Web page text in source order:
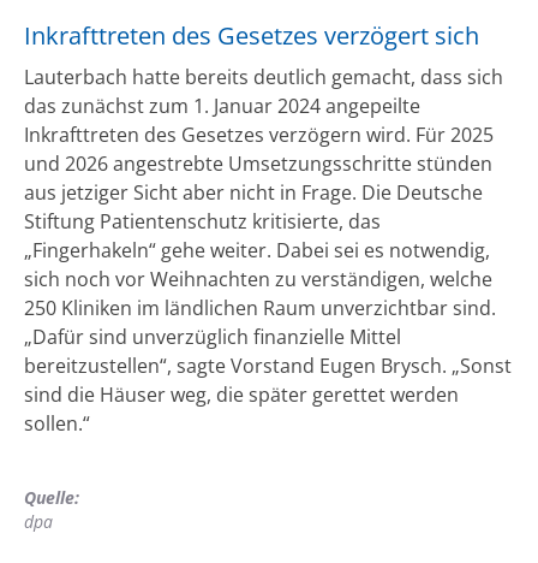
Inkrafttreten des Gesetzes verzögert sich
Lauterbach hatte bereits deutlich gemacht, dass sich
das zunächst zum 1. Januar 2024 angepeilte
Inkrafttreten des Gesetzes verzögern wird. Für 2025
und 2026 angestrebte Umsetzungsschritte stünden
aus jetziger Sicht aber nicht in Frage. Die Deutsche
Stiftung Patientenschutz kritisierte, das
„Fingerhakeln“ gehe weiter. Dabei sei es notwendig,
sich noch vor Weihnachten zu verständigen, welche
250 Kliniken im ländlichen Raum unverzichtbar sind.
„Dafür sind unverzüglich finanzielle Mittel
bereitzustellen“, sagte Vorstand Eugen Brysch. „Sonst
sind die Häuser weg, die später gerettet werden
sollen.“
Quelle:
dpa